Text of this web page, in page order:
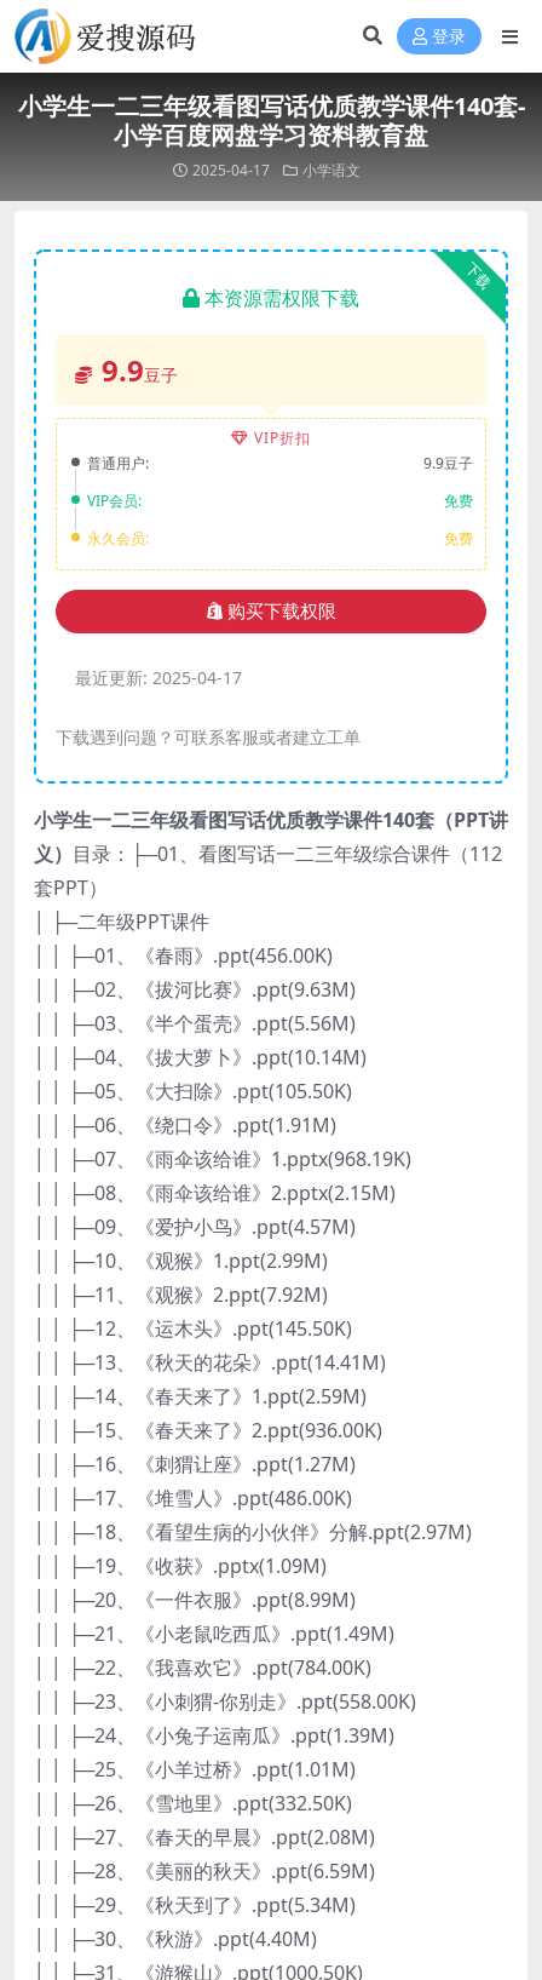
登录
小学生一二三年级看图写话优质教学课件140套-
小学百度网盘学习资料教育盘
2025-04-17 小学语文
下载
本资源需权限下载
9.9豆子
VIP折扣
普通用户:
9.9豆子
VIP会员:
免费
永久会员:
免费
购买下载权限
最近更新: 2025-04-17
下载遇到问题？可联系客服或者建立工单
小学生一二三年级看图写话优质教学课件140套（PPT讲
义） 目录：├─01、看图写话一二三年级综合课件（112
套PPT）
│ ├─二年级PPT课件
│ │ ├─01、《春雨》.ppt(456.00K)
│ │ ├─02、《拔河比赛》.ppt(9.63M)
│ │ ├─03、《半个蛋壳》.ppt(5.56M)
│ │ ├─04、《拔大萝卜》.ppt(10.14M)
│ │ ├─05、《大扫除》.ppt(105.50K)
│ │ ├─06、《绕口令》.ppt(1.91M)
│ │ ├─07、《雨伞该给谁》1.pptx(968.19K)
│ │ ├─08、《雨伞该给谁》2.pptx(2.15M)
│ │ ├─09、《爱护小鸟》.ppt(4.57M)
│ │ ├─10、《观猴》1.ppt(2.99M)
│ │ ├─11、《观猴》2.ppt(7.92M)
│ │ ├─12、《运木头》.ppt(145.50K)
│ │ ├─13、《秋天的花朵》.ppt(14.41M)
│ │ ├─14、《春天来了》1.ppt(2.59M)
│ │ ├─15、《春天来了》2.ppt(936.00K)
│ │ ├─16、《刺猬让座》.ppt(1.27M)
│ │ ├─17、《堆雪人》.ppt(486.00K)
│ │ ├─18、《看望生病的小伙伴》分解.ppt(2.97M)
│ │ ├─19、《收获》.pptx(1.09M)
│ │ ├─20、《一件衣服》.ppt(8.99M)
│ │ ├─21、《小老鼠吃西瓜》.ppt(1.49M)
│ │ ├─22、《我喜欢它》.ppt(784.00K)
│ │ ├─23、《小刺猬-你别走》.ppt(558.00K)
│ │ ├─24、《小兔子运南瓜》.ppt(1.39M)
│ │ ├─25、《小羊过桥》.ppt(1.01M)
│ │ ├─26、《雪地里》.ppt(332.50K)
│ │ ├─27、《春天的早晨》.ppt(2.08M)
│ │ ├─28、《美丽的秋天》.ppt(6.59M)
│ │ ├─29、《秋天到了》.ppt(5.34M)
│ │ ├─30、《秋游》.ppt(4.40M)
│ │ ├─31、《游猴山》.ppt(1000.50K)